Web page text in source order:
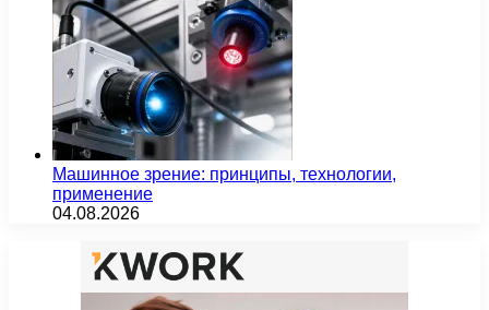
Машинное зрение: принципы, технологии,
применение
04.08.2026